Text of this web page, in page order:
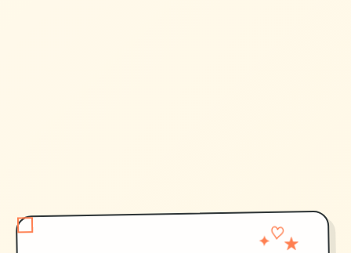
✦ ♡ ★